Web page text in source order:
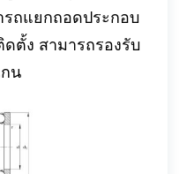
รถแยกถอดประกอบ
ตั้ง สามารถรองรับ
น